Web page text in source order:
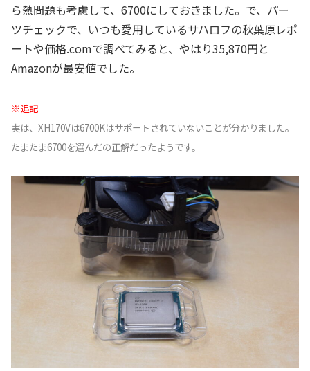
ら熱問題も考慮して、6700にしておきました。で、パー
ツチェックで、いつも愛用しているサハロフの秋葉原レポ
ートや価格.comで調べてみると、やはり35,870円と
Amazonが最安値でした。
※追記
実は、XH170Vは6700Kはサポートされていないことが分かりました。
たまたま6700を選んだの正解だったようです。